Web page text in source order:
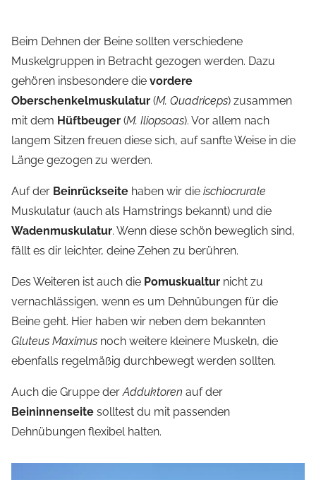
Beim Dehnen der Beine sollten verschiedene
Muskelgruppen in Betracht gezogen werden. Dazu
gehören insbesondere die vordere
Oberschenkelmuskulatur (M. Quadriceps) zusammen
mit dem Hüftbeuger (M. Iliopsoas). Vor allem nach
langem Sitzen freuen diese sich, auf sanfte Weise in die
Länge gezogen zu werden.
Auf der Beinrückseite haben wir die ischiocrurale
Muskulatur (auch als Hamstrings bekannt) und die
Wadenmuskulatur. Wenn diese schön beweglich sind,
fällt es dir leichter, deine Zehen zu berühren.
Des Weiteren ist auch die Pomuskualtur nicht zu
vernachlässigen, wenn es um Dehnübungen für die
Beine geht. Hier haben wir neben dem bekannten
Gluteus Maximus noch weitere kleinere Muskeln, die
ebenfalls regelmäßig durchbewegt werden sollten.
Auch die Gruppe derAdduktoren auf der
Beininnenseite solltest du mit passenden
Dehnübungen flexibel halten.